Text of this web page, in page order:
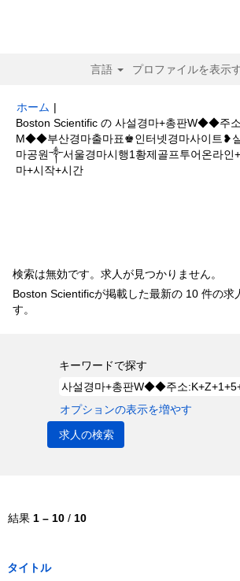
言語 プロファイルを表示
ホーム |
Boston Scientific の 사설경마+총판W◆◆주
M◆◆부산경마출마표♚인터넷경마사이트❥
마공원༒서울경마시행1황제골프투어온라인
마+시작+시간(現
検索は無効です。求人が見つかりません。
Boston Scientificが掲載した最新の 10 件の求
す。
キーワードで探す
オプションの表示を増やす
結果 1 – 10 / 10
タイトル